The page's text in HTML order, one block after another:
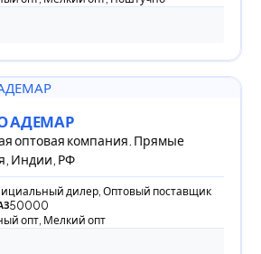
АДЕМАР
оптовая компания. Прямые
Индии, РФ
дилер, Оптовый поставщик
50000
опт, Мелкий опт